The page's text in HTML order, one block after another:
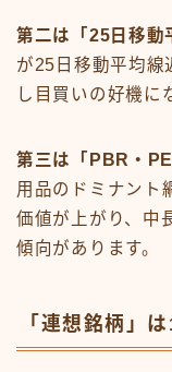
第二は「25日移動
が25日移動平均線
し目買いの好機に
第三は「PBR・
用品のドミナント
価値が上がり、中
傾向があります。
「連想銘柄」